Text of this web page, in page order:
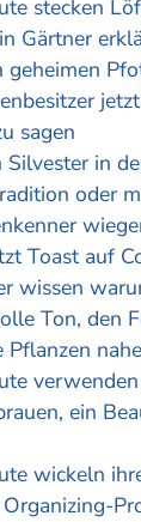
stecken
Gärtner
geheimen
sagen
Silvester in
oder
Toast auf
wissen
Ton, den
Pflanzen
ein
wickeln